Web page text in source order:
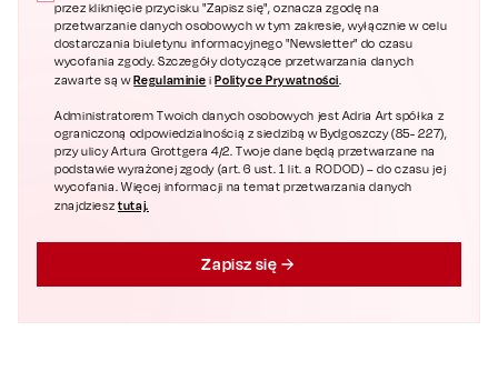
przez kliknięcie przycisku "Zapisz się", oznacza zgodę na
przetwarzanie danych osobowych w tym zakresie, wyłącznie w celu
dostarczania biuletynu informacyjnego "Newsletter" do czasu
wycofania zgody. Szczegóły dotyczące przetwarzania danych
zawarte są wRegulaminie iPolityce Prywatności.
Administratorem Twoich danych osobowych jest Adria Art spółka z
ograniczoną odpowiedzialnością z siedzibą w Bydgoszczy (85- 227),
przy ulicy Artura Grottgera 4/2. Twoje dane będą przetwarzane na
podstawie wyrażonej zgody (art. 6 ust. 1 lit. a RODOD) – do czasu jej
wycofania. Więcej informacji na temat przetwarzania danych
znajdziesztutaj.
Zapisz się